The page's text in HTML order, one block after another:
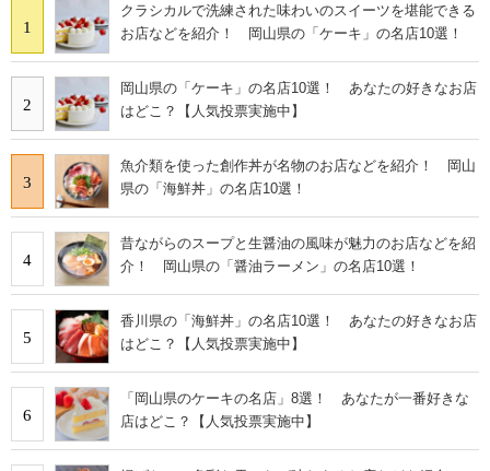
1
クラシカルで洗練された味わいのスイーツを堪能できる
お店などを紹介！ 岡山県の「ケーキ」の名店10選！
2
岡山県の「ケーキ」の名店10選！ あなたの好きなお店
はどこ？【人気投票実施中】
3
魚介類を使った創作丼が名物のお店などを紹介！ 岡山
県の「海鮮丼」の名店10選！
4
昔ながらのスープと生醤油の風味が魅力のお店などを紹
介！ 岡山県の「醤油ラーメン」の名店10選！
5
香川県の「海鮮丼」の名店10選！ あなたの好きなお店
はどこ？【人気投票実施中】
6
「岡山県のケーキの名店」8選！ あなたが一番好きな
店はどこ？【人気投票実施中】